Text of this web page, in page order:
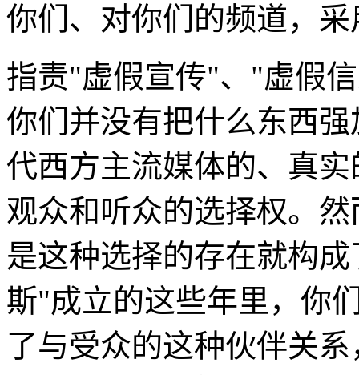
你们、对你们的频道，
指责"虚假宣传"、"虚假
你们并没有把什么东西
代西方主流媒体的、真
观众和听众的选择权。
是这种选择的存在就构
斯"成立的这些年里，你
了与受众的这种伙伴关